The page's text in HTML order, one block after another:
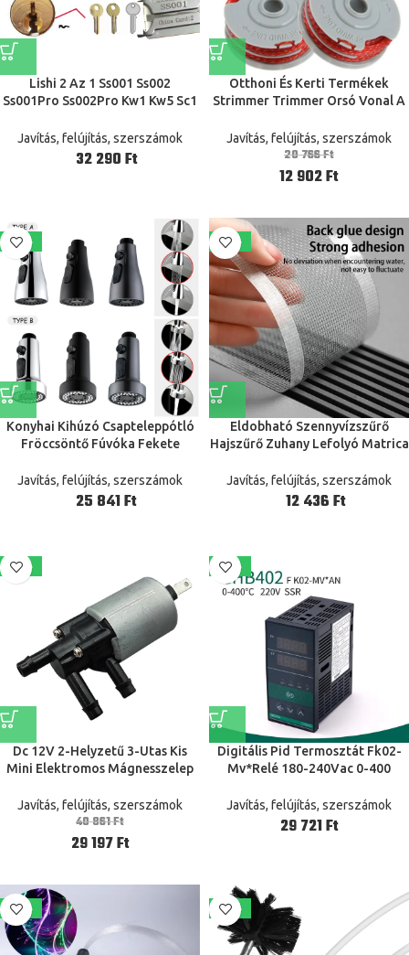
Lishi 2 Az 1 Ss001 Ss002
Ss001Pro Ss002Pro Kw1 Kw5 Sc1
Professzionális Kézi
Lakószerszámai Minden
Javítás, felújítás, szerszámok
Ft
Otthoni És Kerti Termékek
Strimmer Trimmer Orsó Vonal A
500Xt Kézi Szerszámokhoz
Javítás, felújítás, szerszámok
20 766Ft
12 902Ft
-23%
Konyhai Kihúzó Csapteleppótló
Fröccsöntő Fúvóka Fekete
Zuhanyfej Univerzális
Csatlakozó
Javítás, felújítás, szerszámok
Ft
-39%
Eldobható Szennyvízszűrő
Hajszűrő Zuhany Lefolyó Matrica
Blokkolásgátló Téglalap Alakú
K3L8
Javítás, felújítás, szerszámok
Ft
-29%
Dc 12V 2-Helyzetű 3-Utas Kis
Mini Elektromos Mágnesszelep
Szelep Diy Orvosi Szivattyú
Eszköz
Javítás, felújítás, szerszámok
40 861Ft
29 197Ft
-21%
Digitális Pid Termosztát Fk02-
Mv*Relé 180-240Vac 0-400
Vezérlő
Javítás, felújítás, szerszámok
Ft
-21% -22%